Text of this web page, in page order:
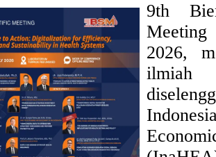
9th
2026,